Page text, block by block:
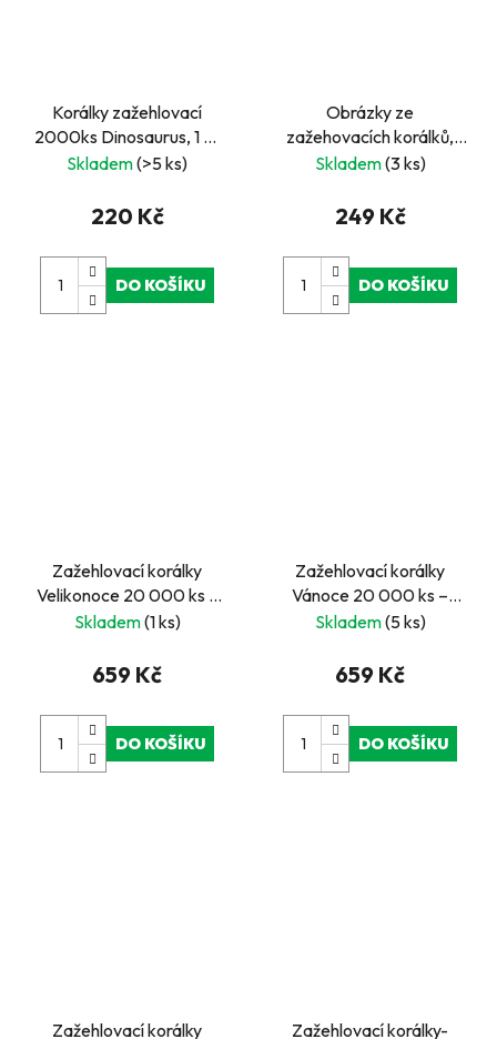
Korálky zažehlovací
2000ks Dinosaurus, 1 ks
tvarované destičky
Skladem(>5 ks)
220 Kč
DO KOŠÍKU
Obrázky ze
zažehovacích korálků,
2000 korálků
Skladem(3 ks)
249 Kč
DO KOŠÍKU
Zažehlovací korálky
Velikonoce 20 000 ks –
kreativní sada v kbelíku
Skladem(1 ks)
659 Kč
DO KOŠÍKU
Zažehlovací korálky
Vánoce 20 000 ks –
kreativní sada v kbelíku
Skladem(5 ks)
659 Kč
DO KOŠÍKU
Zažehlovací korálky
Zažehlovací korálky-